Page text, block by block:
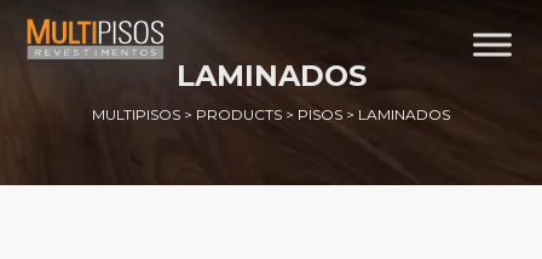
LAMINADOS
MULTIPISOS > PRODUCTS > PISOS > LAMINADOS